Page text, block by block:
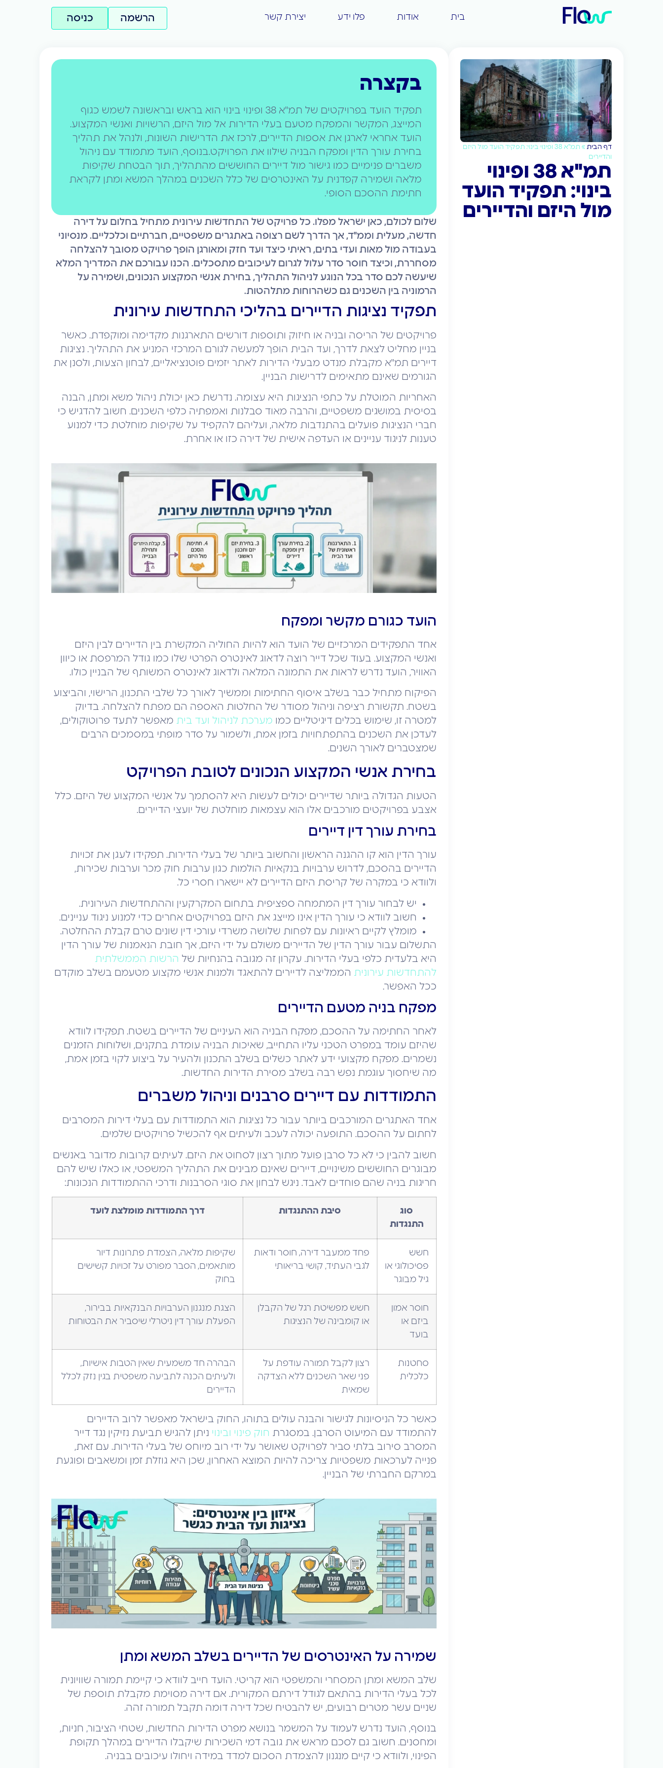
בית אודות פלו ידע יצירת קשר הרשמה כניסה
דף הבית »
תמ"א 38 ופינוי בינוי: תפקיד הועד מול היזם
והדיירים
תמ"א 38 ופינוי
בינוי: תפקיד הועד
מול היזם והדיירים
בקצרה
תפקיד הועד בפרויקטים של תמ"א 38 ופינוי בינוי הוא בראש ובראשונה לשמש כגוף
המייצג, המקשר והמפקח מטעם בעלי הדירות אל מול היזם, הרשויות ואנשי המקצוע.
הועד אחראי לארגן את אספות הדיירים, לרכז את הדרישות השונות, ולנהל את תהליך
בחירת עורך הדין ומפקח הבניה שילוו את הפרויקט.בנוסף, הועד מתמודד עם ניהול
משברים פנימיים כמו גישור מול דיירים החוששים מהתהליך, תוך הבטחת שקיפות
מלאה ושמירה קפדנית על האינטרסים של כלל השכנים במהלך המשא ומתן לקראת
חתימת ההסכם הסופי.
שלום לכולם, כאן ישראל מפלו. כל פרויקט של התחדשות עירונית מתחיל בחלום על דירה
חדשה, מעלית וממ"ד, אך הדרך לשם רצופה באתגרים משפטיים, חברתיים וכלכליים. מנסיוני
בעבודה מול מאות ועדי בתים, ראיתי כיצד ועד חזק ומאורגן הופך פרויקט מסובך להצלחה
מסחררת, וכיצד חוסר סדר עלול לגרום לעיכובים מתסכלים. הכנו עבורכם את המדריך המלא
שיעשה לכם סדר בכל הנוגע לניהול התהליך, בחירת אנשי המקצוע הנכונים, ושמירה על
הרמוניה בין השכנים גם כשהרוחות מתלהטות.
תפקיד נציגות הדיירים בהליכי התחדשות עירונית
פרויקטים של הריסה ובניה או חיזוק ותוספות דורשים התארגנות מקדימה ומוקפדת. כאשר
בניין מחליט לצאת לדרך, ועד הבית הופך למעשה לגורם המרכזי המניע את התהליך. נציגות
דיירים תמ"א מקבלת מנדט מבעלי הדירות לאתר יזמים פוטנציאליים, לבחון הצעות, ולסנן את
הגורמים שאינם מתאימים לדרישות הבניין.
האחריות המוטלת על כתפי הנציגות היא עצומה. נדרשת כאן יכולת ניהול משא ומתן, הבנה
בסיסית במושגים משפטיים, והרבה מאוד סבלנות ואמפתיה כלפי השכנים. חשוב להדגיש כי
חברי הנציגות פועלים בהתנדבות מלאה, ועליהם להקפיד על שקיפות מוחלטת כדי למנוע
טענות לניגוד עניינים או העדפה אישית של דירה כזו או אחרת.
הועד כגורם מקשר ומפקח
אחד התפקידים המרכזיים של הועד הוא להיות החוליה המקשרת בין הדיירים לבין היזם
ואנשי המקצוע. בעוד שכל דייר רוצה לדאוג לאינטרס הפרטי שלו כמו גודל המרפסת או כיוון
האוויר, הועד נדרש לראות את התמונה המלאה ולדאוג לאינטרס המשותף של הבניין כולו.
הפיקוח מתחיל כבר בשלב איסוף החתימות וממשיך לאורך כל שלבי התכנון, הרישוי, והביצוע
בשטח. תקשורת רציפה וניהול מסודר של החלטות האספה הם מפתח להצלחה. בדיוק
למטרה זו, שימוש בכלים דיגיטליים כמו מערכת לניהול ועד בית מאפשר לתעד פרוטוקולים,
לעדכן את השכנים בהתפתחויות בזמן אמת, ולשמור על סדר מופתי במסמכים הרבים
שמצטברים לאורך השנים.
בחירת אנשי המקצוע הנכונים לטובת הפרויקט
הטעות הגדולה ביותר שדיירים יכולים לעשות היא להסתמך על אנשי המקצוע של היזם. כלל
אצבע בפרויקטים מורכבים אלו הוא עצמאות מוחלטת של יועצי הדיירים.
בחירת עורך דין דיירים
עורך הדין הוא קו ההגנה הראשון והחשוב ביותר של בעלי הדירות. תפקידו לעגן את זכויות
הדיירים בהסכם, לדרוש ערבויות בנקאיות הולמות כגון ערבות חוק מכר וערבות שכירות,
ולוודא כי במקרה של קריסת היזם הדיירים לא יישארו חסרי כל.
יש לבחור עורך דין המתמחה ספציפית בתחום המקרקעין וההתחדשות העירונית.
חשוב לוודא כי עורך הדין אינו מייצג את היזם בפרויקטים אחרים כדי למנוע ניגוד עניינים.
מומלץ לקיים ראיונות עם לפחות שלושה משרדי עורכי דין שונים טרם קבלת ההחלטה.
התשלום עבור עורך הדין של הדיירים משולם על ידי היזם, אך חובת הנאמנות של עורך הדין
היא בלעדית כלפי בעלי הדירות. עקרון זה מגובה בהנחיות של הרשות הממשלתית
להתחדשות עירונית הממליצה לדיירים להתאגד ולמנות אנשי מקצוע מטעמם בשלב מוקדם
ככל האפשר.
מפקח בניה מטעם הדיירים
לאחר החתימה על ההסכם, מפקח הבניה הוא העיניים של הדיירים בשטח. תפקידו לוודא
שהיזם עומד במפרט הטכני עליו התחייב, שאיכות הבניה עומדת בתקנים, ושלוחות הזמנים
נשמרים. מפקח מקצועי ידע לאתר כשלים בשלב התכנון ולהעיר על ביצוע לקוי בזמן אמת,
מה שיחסוך עוגמת נפש רבה בשלב מסירת הדירות החדשות.
התמודדות עם דיירים סרבנים וניהול משברים
אחד האתגרים המורכבים ביותר עבור כל נציגות הוא התמודדות עם בעלי דירות המסרבים
לחתום על ההסכם. התופעה יכולה לעכב ולעיתים אף להכשיל פרויקטים שלמים.
חשוב להבין כי לא כל סרבן פועל מתוך רצון לסחוט את היזם. לעיתים קרובות מדובר באנשים
מבוגרים החוששים משינויים, דיירים שאינם מבינים את התהליך המשפטי, או כאלו שיש להם
חריגות בניה שהם פוחדים לאבד. ניגש לבחון את סוגי הסרבנות ודרכי ההתמודדות הנכונות:
סוג
התנגדות
סיבת ההתנגדות דרך התמודדות מומלצת לועד
חשש
פסיכולוגי או
גיל מבוגר
פחד ממעבר דירה, חוסר ודאות
לגבי העתיד, קושי בריאותי
שקיפות מלאה, הצמדת פתרונות דיור
מותאמים, הסבר מפורט על זכויות קשישים
בחוק
חוסר אמון
ביזם או
בועד
חשש מפשיטת רגל של הקבלן
או קומבינה של הנציגות
הצגת מנגנון הערבויות הבנקאיות בבירור,
הפעלת עורך דין ניטרלי שיסביר את הבטוחות
סחטנות
כלכלית
רצון לקבל תמורה עודפת על
פני שאר השכנים ללא הצדקה
שמאית
הבהרה חד משמעית שאין הטבות אישיות,
ולעיתים הכנה לתביעה משפטית בגין נזק לכלל
הדיירים
כאשר כל הניסיונות לגישור והבנה עולים בתוהו, החוק בישראל מאפשר לרוב הדיירים
להתמודד עם המיעוט הסרבן. במסגרת חוק פינוי ובינוי ניתן להגיש תביעת נזיקין נגד דייר
המסרב סירוב בלתי סביר לפרויקט שאושר על ידי רוב מיוחס של בעלי הדירות. עם זאת,
פנייה לערכאות משפטיות צריכה להיות המוצא האחרון, שכן היא גוזלת זמן ומשאבים ופוגעת
במרקם החברתי של הבניין.
שמירה על האינטרסים של הדיירים בשלב המשא ומתן
שלב המשא ומתן המסחרי והמשפטי הוא קריטי. הועד חייב לוודא כי קיימת תמורה שוויונית
לכל בעלי הדירות בהתאם לגודל דירתם המקורית. אם דירה מסוימת מקבלת תוספת של
שניים עשר מטרים רבועים, יש להבטיח שכל דירה דומה תקבל תמורה זהה.
בנוסף, הועד נדרש לעמוד על המשמר בנושא מפרט הדירות החדשות, שטחי הציבור, חניות,
ומחסנים. חשוב גם לסכם מראש את גובה דמי השכירות שיקבלו הדיירים במהלך תקופת
הפינוי, ולוודא כי קיים מנגנון להצמדת הסכום למדד במידה ויחולו עיכובים בבניה.